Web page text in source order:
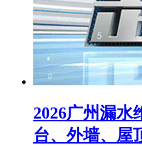
2026广州漏水
台、外墙、屋